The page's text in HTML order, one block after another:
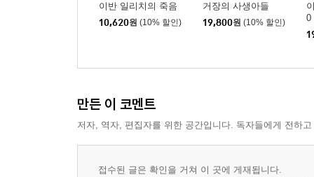
이반 일리치의 죽음
10,620원 (10% 할인)
거장의 사생아들
19,800원 (10% 할인)
0
만든 이 코멘트
저자, 역자, 편집자를 위한 공간입니다. 독자들에게 전하
접수된 글은 확인을 거쳐 이 곳에 게재됩니다.